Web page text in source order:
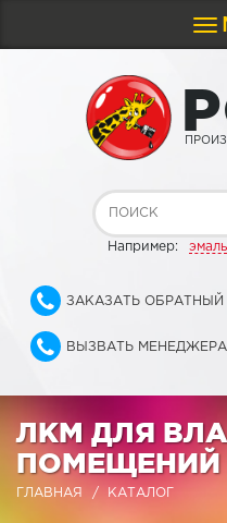
P
Например: эмаль
ЗАКАЗАТЬ
ВЫЗВАТЬ
ЛКМ ДЛЯ
ПОМЕЩЕНИЙ
ГЛАВНАЯ КАТАЛОГ